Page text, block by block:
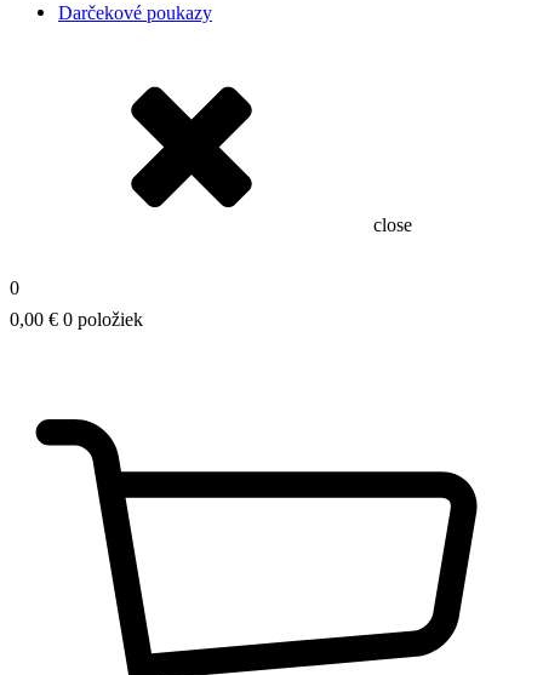
Darčekové poukazy
close
0
0,00 € 0 položiek